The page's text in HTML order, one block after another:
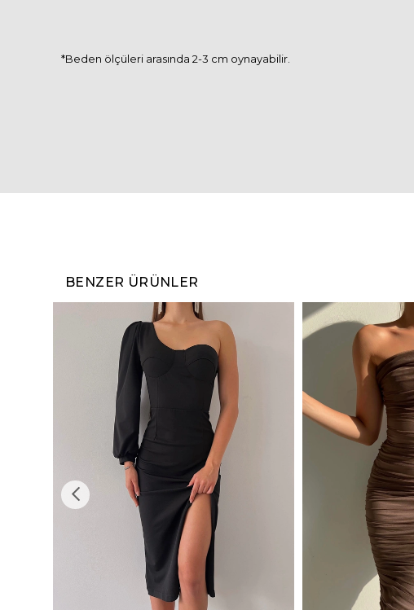
*Beden ölçüleri arasında 2-3 cm oynayabilir.
BENZER ÜRÜNLER